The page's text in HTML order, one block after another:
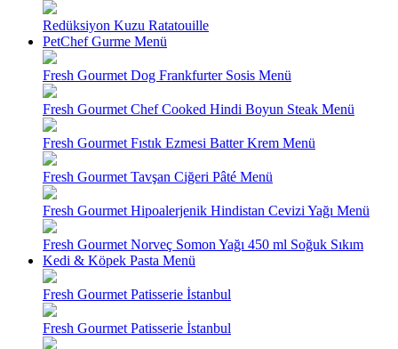
Redüksiyon Kuzu Ratatouille
PetChef Gurme Menü
Fresh Gourmet Dog Frankfurter Sosis Menü
Fresh Gourmet Chef Cooked Hindi Boyun Steak Menü
Fresh Gourmet Fıstık Ezmesi Batter Krem Menü
Fresh Gourmet Tavşan Ciğeri Pâté Menü
Fresh Gourmet Hipoalerjenik Hindistan Cevizi Yağı Menü
Fresh Gourmet Norveç Somon Yağı 450 ml Soğuk Sıkım
Kedi & Köpek Pasta Menü
Fresh Gourmet Patisserie İstanbul
Fresh Gourmet Patisserie İstanbul